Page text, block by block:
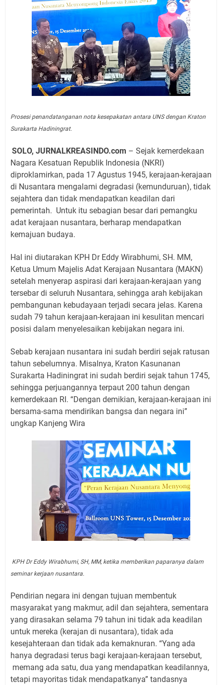
Prosesi penandatanganan nota kesepakatan antara UNS dengan Kraton
Surakarta Hadiningrat.
SOLO, JURNALKREASINDO.com – Sejak kemerdekaan
Nagara Kesatuan Republik Indonesia (NKRI)
diproklamirkan, pada 17 Agustus 1945, kerajaan-kerajaan
di Nusantara mengalami degradasi (kemunduruan), tidak
sejahtera dan tidak mendapatkan keadilan dari
pemerintah. Untuk itu sebagian besar dari pemangku
adat kerajaan nusantara, berharap mendapatkan
kemajuan budaya.
Hal ini diutarakan KPH Dr Eddy Wirabhumi, SH. MM,
Ketua Umum Majelis Adat Kerajaan Nusantara (MAKN)
setelah menyerap aspirasi dari kerajaan-kerajaan yang
tersebar di seluruh Nusantara, sehingga arah kebijakan
pembangunan kebudayaan terjadi secara jelas. Karena
sudah 79 tahun kerajaan-kerajaan ini kesulitan mencari
posisi dalam menyelesaikan kebijakan negara ini.
Sebab kerajaan nusantara ini sudah berdiri sejak ratusan
tahun sebelumnya. Misalnya, Kraton Kasunanan
Surakarta Hadiningrat ini sudah berdiri sejak tahun 1745,
sehingga perjuangannya terpaut 200 tahun dengan
kemerdekaan RI. “Dengan demikian, kerajaan-kerajaan ini
bersama-sama mendirikan bangsa dan negara ini”
ungkap Kanjeng Wira
KPH Dr Eddy Wirabhumi, SH, MM, ketika memberikan paparanya dalam
seminar kerjaan nusantara.
Pendirian negara ini dengan tujuan membentuk
masyarakat yang makmur, adil dan sejahtera, sementara
yang dirasakan selama 79 tahun ini tidak ada keadilan
untuk mereka (kerajan di nusantara), tidak ada
kesejahteraan dan tidak ada kemaknuran. “Yang ada
hanya degradasi terus bagi kerajaan-kerajaan tersebut,
memang ada satu, dua yang mendapatkan keadilannya,
tetapi mayoritas tidak mendapatkanya” tandasnya